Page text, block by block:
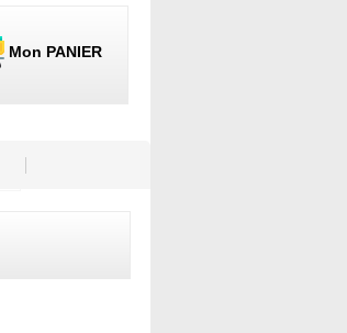
Mon PANIER